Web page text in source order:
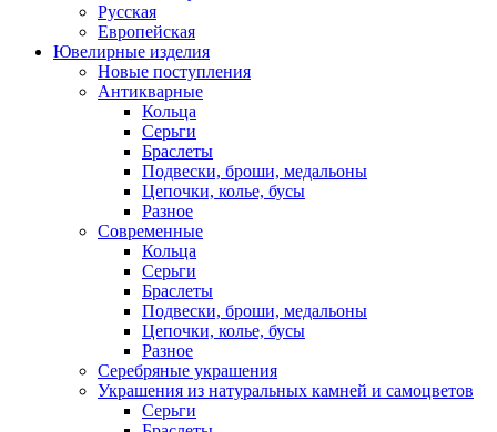
Русская
Европейская
Ювелирные изделия
Новые поступления
Антикварные
Кольца
Серьги
Браслеты
Подвески, броши, медальоны
Цепочки, колье, бусы
Разное
Современные
Кольца
Серьги
Браслеты
Подвески, броши, медальоны
Цепочки, колье, бусы
Разное
Серебряные украшения
Украшения из натуральных камней и самоцветов
Серьги